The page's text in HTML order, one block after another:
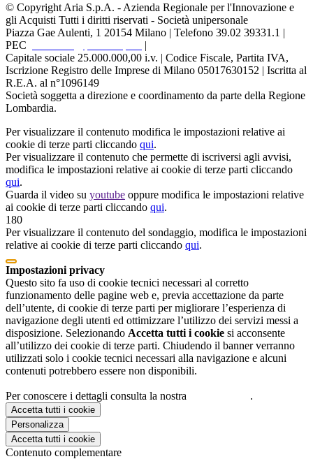
© Copyright Aria S.p.A. - Azienda Regionale per l'Innovazione e
gli Acquisti Tutti i diritti riservati - Società unipersonale
Piazza Gae Aulenti, 1 20154 Milano | Telefono 39.02 39331.1 |
PEC
|
Capitale sociale 25.000.000,00 i.v. | Codice Fiscale, Partita IVA,
Iscrizione Registro delle Imprese di Milano 05017630152 | Iscritta al
R.E.A. al n°1096149
Società soggetta a direzione e coordinamento da parte della Regione
Lombardia.
Per visualizzare il contenuto modifica le impostazioni relative ai
cookie di terze parti cliccando qui.
Per visualizzare il contenuto che permette di iscriversi agli avvisi,
modifica le impostazioni relative ai cookie di terze parti cliccando
qui.
Guarda il video su youtube oppure modifica le impostazioni relative
ai cookie di terze parti cliccando qui.
180
Per visualizzare il contenuto del sondaggio, modifica le impostazioni
relative ai cookie di terze parti cliccando qui.
Impostazioni privacy
Questo sito fa uso di cookie tecnici necessari al corretto
funzionamento delle pagine web e, previa accettazione da parte
dell’utente, di cookie di terze parti per migliorare l’esperienza di
navigazione degli utenti ed ottimizzare l’utilizzo dei servizi messi a
disposizione. Selezionando Accetta tutti i cookie si acconsente
all’utilizzo dei cookie di terze parti. Chiudendo il banner verranno
utilizzati solo i cookie tecnici necessari alla navigazione e alcuni
contenuti potrebbero essere non disponibili.
Per conoscere i dettagli consulta la nostra .
Accetta tutti i cookie
Personalizza
Accetta tutti i cookie
Contenuto complementare